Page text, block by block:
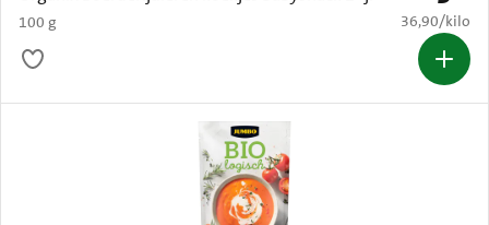
100 g
€ 36,90 per
36,90/kilo